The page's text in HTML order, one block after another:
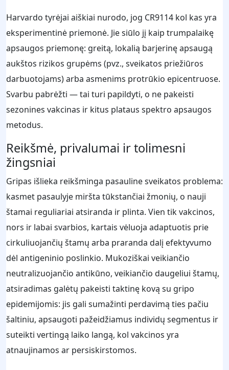
Harvardo tyrėjai aiškiai nurodo, jog CR9114 kol kas yra
eksperimentinė priemonė. Jie siūlo jį kaip trumpalaikę
apsaugos priemonę: greitą, lokalią barjerinę apsaugą
aukštos rizikos grupėms (pvz., sveikatos priežiūros
darbuotojams) arba asmenims protrūkio epicentruose.
Svarbu pabrėžti — tai turi papildyti, o ne pakeisti
sezonines vakcinas ir kitus plataus spektro apsaugos
metodus.
Reikšmė, privalumai ir tolimesni
žingsniai
Gripas išlieka reikšminga pasauline sveikatos problema:
kasmet pasaulyje miršta tūkstančiai žmonių, o nauji
štamai reguliariai atsiranda ir plinta. Vien tik vakcinos,
nors ir labai svarbios, kartais vėluoja adaptuotis prie
cirkuliuojančių štamų arba praranda dalį efektyvumo
dėl antigeninio poslinkio. Mukoziškai veikiančio
neutralizuojančio antikūno, veikiančio daugeliui štamų,
atsiradimas galėtų pakeisti taktinę kovą su gripo
epidemijomis: jis gali sumažinti perdavimą ties pačiu
šaltiniu, apsaugoti pažeidžiamus individų segmentus ir
suteikti vertingą laiko langą, kol vakcinos yra
atnaujinamos ar persiskirstomos.